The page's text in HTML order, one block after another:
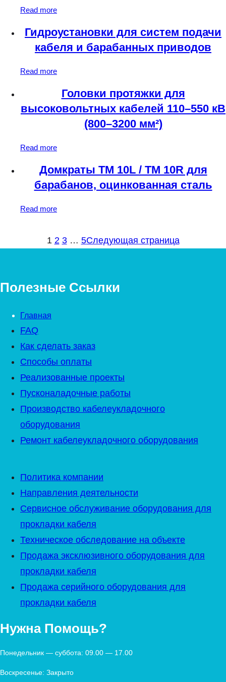
Read more
Гидроустановки для систем подачи
кабеля и барабанных приводов
Read more
Головки протяжки для
высоковольтных кабелей 110–550 кВ
(800–3200 мм²)
Read more
Домкраты TM 10L / TM 10R для
барабанов, оцинкованная сталь
Read more
1 2 3 … 5Следующая страница
Полезные Ссылки
Главная
FAQ
Как сделать заказ
Способы оплаты
Реализованные проекты
Пусконаладочные работы
Производство кабелеукладочного
оборудования
Ремонт кабелеукладочного оборудования
Политика компании
Направления деятельности
Сервисное обслуживание оборудования для
прокладки кабеля
Техническое обследование на объекте
Продажа эксклюзивного оборудования для
прокладки кабеля
Продажа серийного оборудования для
прокладки кабеля
Нужна Помощь?
Понедельник — суббота: 09.00 — 17.00
Воскресенье: Закрыто